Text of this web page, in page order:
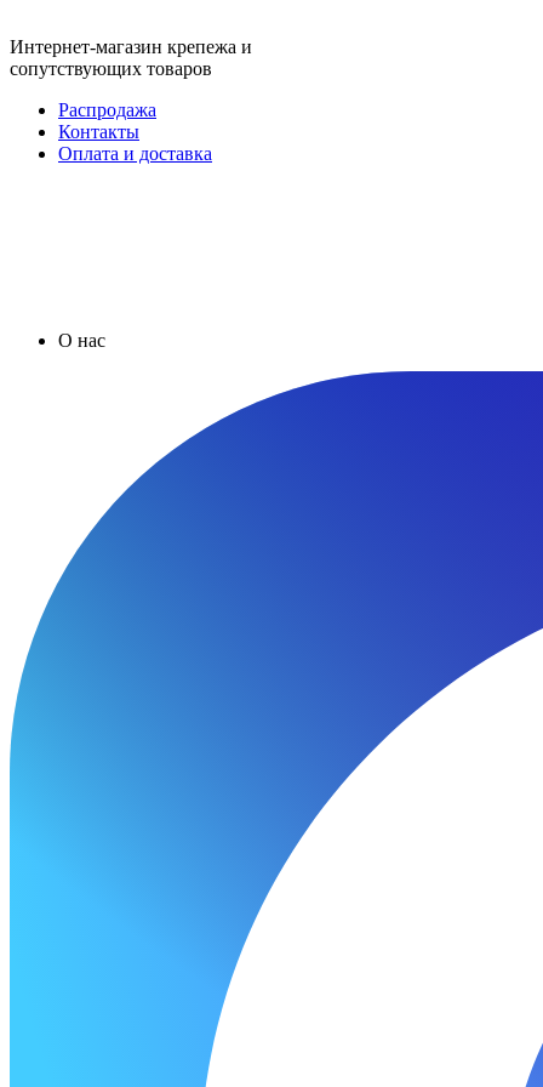
Интернет-магазин крепежа и
сопутствующих товаров
Распродажа
Контакты
Оплата и доставка
О нас